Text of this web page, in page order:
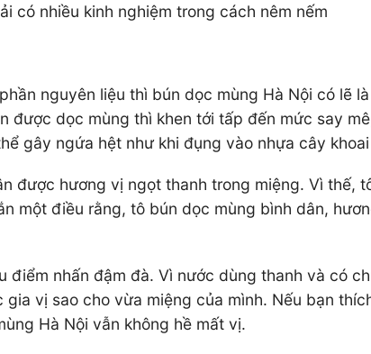
có nhiều kinh nghiệm trong cách nêm nếm
nguyên liệu thì bún dọc mùng Hà Nội có lẽ
được dọc mùng thì khen tới tấp đến mức say
gây ngứa hệt như khi đụng vào nhựa cây
được hương vị ngọt thanh trong miệng. Vì thế,
một điều rằng, tô bún dọc mùng bình dân,
nhấn đậm đà. Vì nước dùng thanh và có
vị sao cho vừa miệng của mình. Nếu bạn
Hà Nội vẫn không hề mất vị.